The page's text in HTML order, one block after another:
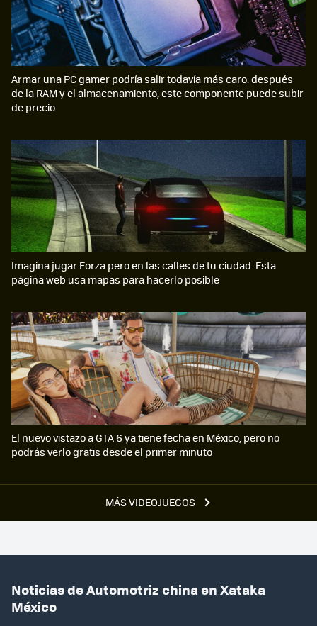
MÁS VIDEOJUEGOS
Armar una PC gamer podría salir todavía más caro: después
de la RAM y el almacenamiento, este componente puede subir
de precio
Imagina jugar Forza pero en las calles de tu ciudad. Esta
página web usa mapas para hacerlo posible
El nuevo vistazo a GTA 6 ya tiene fecha en México, pero no
podrás verlo gratis desde el primer minuto
Noticias de Automotriz china en Xataka
México